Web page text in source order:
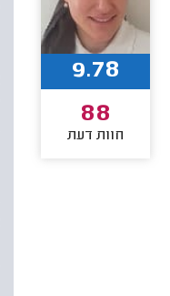
9.78
88
חוות דעת